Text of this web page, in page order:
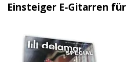
Einsteiger E-Gitarren